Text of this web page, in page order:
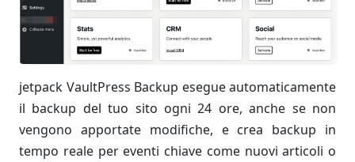
jetpack VaultPress Backup esegue automaticamente
il backup del tuo sito ogni 24 ore, anche se non
vengono apportate modifiche, e crea backup in
tempo reale per eventi chiave come nuovi articoli o